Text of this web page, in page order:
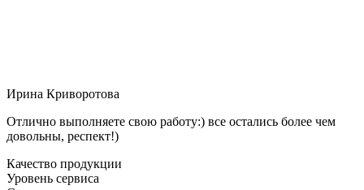
Ирина Криворотова
Отлично выполняете свою работу:) все остались более чем
довольны, респект!)
Качество продукции
Уровень сервиса